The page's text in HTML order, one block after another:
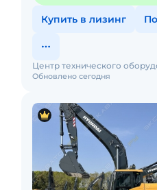
Купить в лизинг
Обновлено сегодня
Центр технического